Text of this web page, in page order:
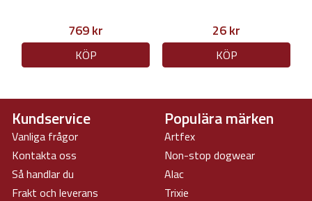
769 kr
KÖP
26 kr
KÖP
Kundservice
Vanliga frågor
Kontakta oss
Så handlar du
Frakt och leverans
Populära märken
Artfex
Non-stop dogwear
Alac
Trixie